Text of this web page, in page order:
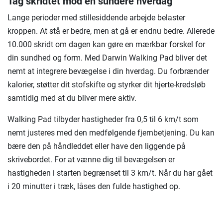
Lange perioder med stillesiddende arbejde belaster
kroppen. At stå er bedre, men at gå er endnu bedre. Allerede
10.000 skridt om dagen kan gøre en mærkbar forskel for
din sundhed og form. Med Darwin Walking Pad bliver det
nemt at integrere bevægelse i din hverdag. Du forbrænder
kalorier, støtter dit stofskifte og styrker dit hjerte-kredsløb
samtidig med at du bliver mere aktiv.
Walking Pad tilbyder hastigheder fra 0,5 til 6 km/t som
nemt justeres med den medfølgende fjernbetjening. Du kan
bære den på håndleddet eller have den liggende på
skrivebordet. For at vænne dig til bevægelsen er
hastigheden i starten begrænset til 3 km/t. Når du har gået
i 20 minutter i træk, låses den fulde hastighed op.